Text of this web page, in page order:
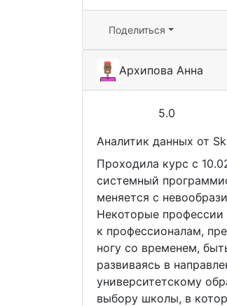
Поделиться
Архипова Анна
5.0
Аналитик данных от
Проходила курс с
системный
меняется с
Некоторые
к профессионалам,
ногу со временем,
развиваясь в
университетскому
выбору школы, в